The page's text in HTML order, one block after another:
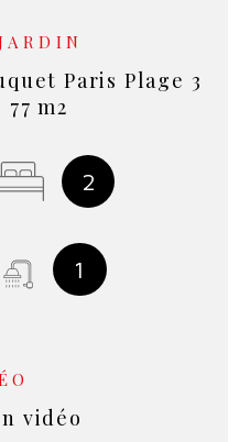
Paris Plage 3
m2
2
1
vidéo